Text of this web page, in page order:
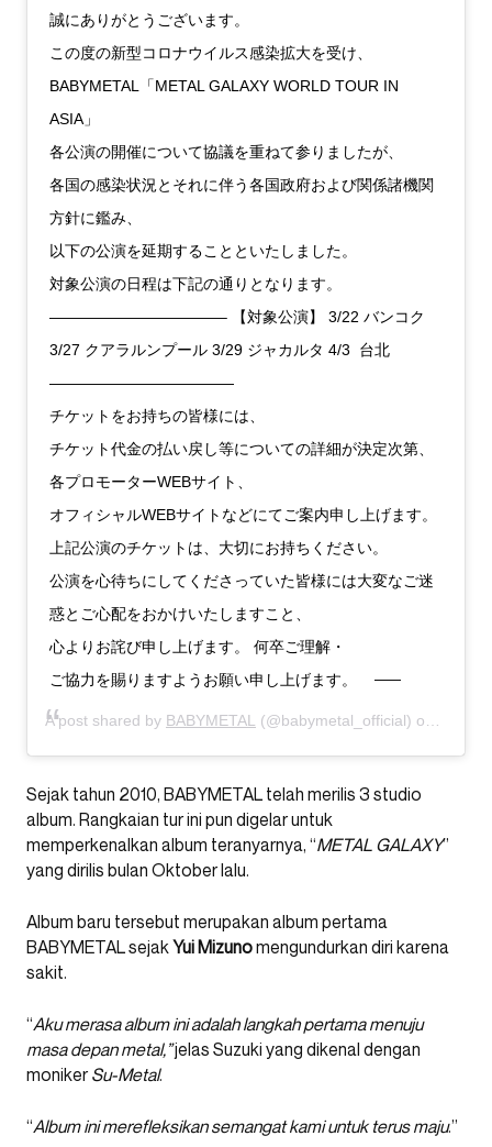
誠にありがとうございます。
この度の新型コロナウイルス感染拡大を受け、
BABYMETAL「METAL GALAXY WORLD TOUR IN
ASIA」
各公演の開催について協議を重ねて参りましたが、
各国の感染状況とそれに伴う各国政府および関係諸機関
方針に鑑み、
以下の公演を延期することといたしました。
対象公演の日程は下記の通りとなります。
———————————– 【対象公演】 3/22 バンコク
3/27 クアラルンプール 3/29 ジャカルタ 4/3 台北
————————————
チケットをお持ちの皆様には、
チケット代金の払い戻し等についての詳細が決定次第、
各プロモーターWEBサイト、
オフィシャルWEBサイトなどにてご案内申し上げます。
上記公演のチケットは、大切にお持ちください。
公演を心待ちにしてくださっていた皆様には大変なご迷
惑とご心配をおかけいたしますこと、
心よりお詫び申し上げます。 何卒ご理解・
ご協力を賜りますようお願い申し上げます。
A post shared by BABYMETAL (@babymetal_official) on
Sejak tahun 2010, BABYMETAL telah merilis 3 studio
album. Rangkaian tur ini pun digelar untuk
memperkenalkan album teranyarnya, “METAL GALAXY”
yang dirilis bulan Oktober lalu.
Album baru tersebut merupakan album pertama
BABYMETAL sejakYui Mizunomengundurkan diri karena
sakit.
“Aku merasa album ini adalah langkah pertama menuju
masa depan metal,”jelas Suzuki yang dikenal dengan
moniker Su-Metal.
“Album ini merefleksikan semangat kami untuk terus maju.”